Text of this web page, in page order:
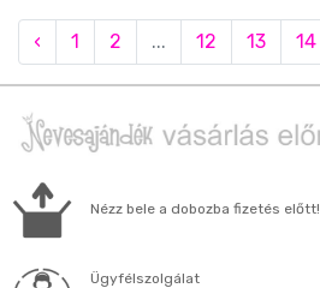
‹ 1 2 ... 12 13 14
Nézz bele a dobozba fizetés előtt!
Ügyfélszolgálat